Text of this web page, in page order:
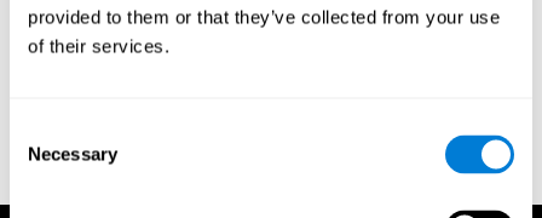
provided to them or that they’ve collected from your use
of their services.
Selection
Necessary
Donders, F. C. (1969). On the speed of mental processes. Acta
Psychologica, 30, 412–431. https://doi.org/10.1016/0001-
Journal of Experimental Psychology, 62(3), 302–309.